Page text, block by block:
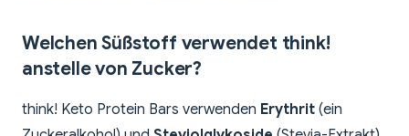
Welchen Süßstoff verwendet think!
anstelle von Zucker?
think! Keto Protein Bars verwenden Erythrit (ein